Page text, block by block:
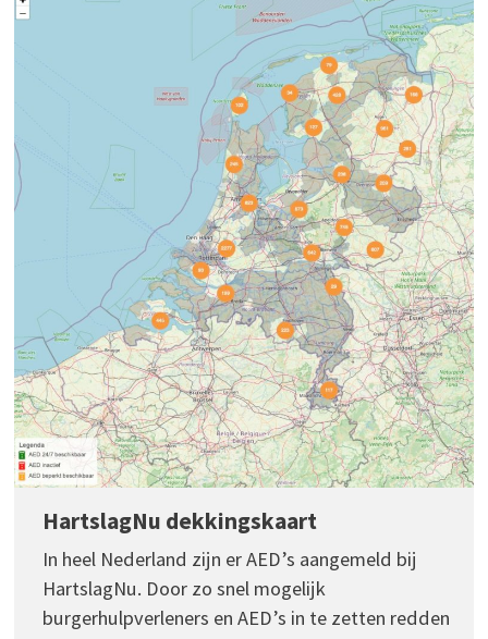
HartslagNu dekkingskaart
In heel Nederland zijn er AED’s aangemeld bij
HartslagNu. Door zo snel mogelijk
burgerhulpverleners en AED’s in te zetten redden